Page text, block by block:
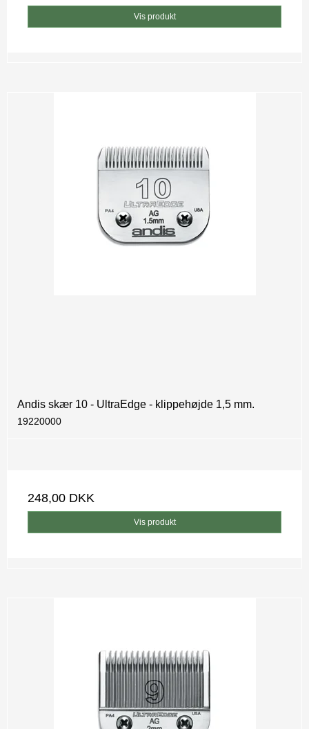
Vis produkt
Andis skær 10 - UltraEdge - klippehøjde 1,5 mm.
19220000
248,00 DKK
Vis produkt